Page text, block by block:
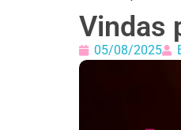
Vindas
05/08/2025